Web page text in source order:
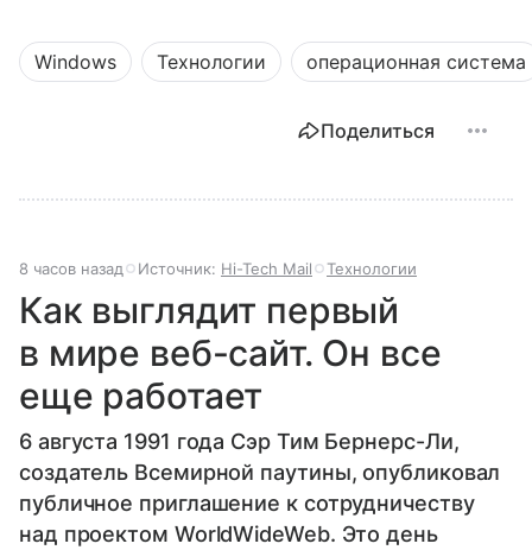
Windows Технологии операционная система
Поделиться
8 часов назад Источник: Hi-Tech Mail Технологии
Как выглядит первый
в мире веб-сайт. Он все
еще работает
6 августа 1991 года Сэр Тим Бернерс-Ли,
создатель Всемирной паутины, опубликовал
публичное приглашение к сотрудничеству
над проектом WorldWideWeb. Это день